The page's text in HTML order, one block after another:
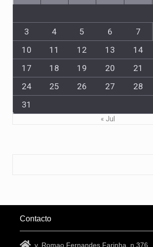
3
4 5 6 7
10
11 12 13 14
17
18 19 20 21
24
25 26 27 28
31
« Jul
Contacto
v. Romao Fernandes Farinha, n 376